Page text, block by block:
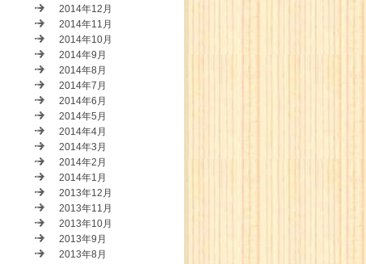
2014年12月
2014年11月
2014年10月
2014年9月
2014年8月
2014年7月
2014年6月
2014年5月
2014年4月
2014年3月
2014年2月
2014年1月
2013年12月
2013年11月
2013年10月
2013年9月
2013年8月